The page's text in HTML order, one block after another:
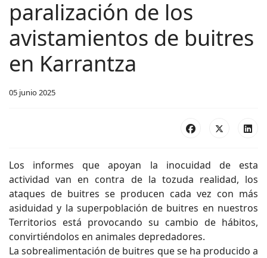
paralización de los
avistamientos de buitres
en Karrantza
05 junio 2025
Los informes que apoyan la inocuidad de esta
actividad van en contra de la tozuda realidad, los
ataques de buitres se producen cada vez con más
asiduidad y la superpoblación de buitres en nuestros
Territorios está provocando su cambio de hábitos,
convirtiéndolos en animales depredadores.
La sobrealimentación de buitres que se ha producido a